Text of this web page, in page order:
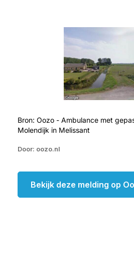
Bron: Oozo - Ambulance met
Molendijk in Melissant
Door: oozo.nl
Bekijk deze melding op